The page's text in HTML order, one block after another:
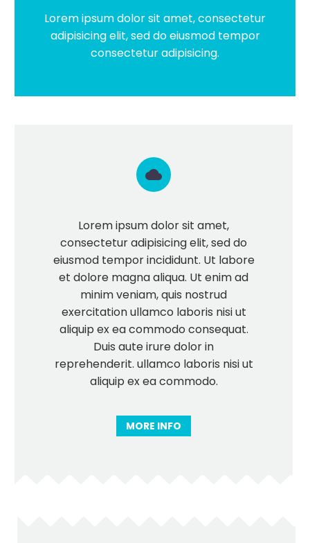
Lorem ipsum dolor sit amet, consectetur
adipisicing elit, sed do eiusmod tempor
consectetur adipisicing.


Lorem ipsum dolor sit amet,
consectetur adipisicing elit, sed do
eiusmod tempor incididunt. Ut labore
et dolore magna aliqua. Ut enim ad
minim veniam, quis nostrud
exercitation ullamco laboris nisi ut
aliquip ex ea commodo consequat.
Duis aute irure dolor in
reprehenderit. ullamco laboris nisi ut
aliquip ex ea commodo.
MORE INFO